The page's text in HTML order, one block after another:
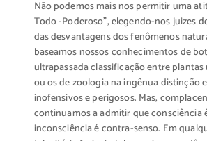
Não podemos mais nos permitir uma
Todo -Poderoso”, elegendo-nos juizes
das desvantagens dos fenômenos
baseamos nossos conhecimentos de
ultrapassada classificação entre plantas
ou os de zoologia na ingênua distinção
inofensivos e perigosos. Mas,
continuamos a admitir que consciência
inconsciência é contra-senso. Em